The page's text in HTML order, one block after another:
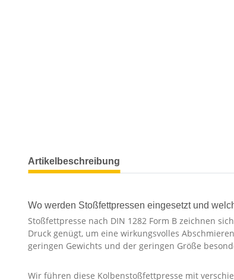
Artikelbeschreibung
Wo werden Stoßfettpressen eingesetzt und
Stoßfettpresse nach DIN 1282 Form B zeichnen
Druck genügt, um eine wirkungsvolles
geringen Gewichts und der geringen Größe
Wir führen diese Kolbenstoßfettpresse mit